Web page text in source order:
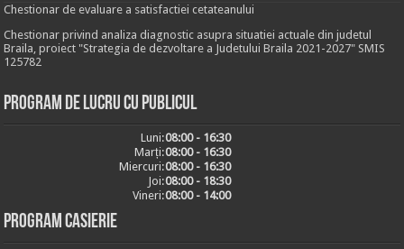
Chestionar de evaluare a satisfactiei cetateanului
Chestionar privind analiza diagnostic asupra situatiei actuale din judetul
Braila, proiect "Strategia de dezvoltare a Judetului Braila 2021-2027" SMIS
125782
Program de lucru cu publicul
Luni:08:00 - 16:30
Marți:08:00 - 16:30
Miercuri:08:00 - 16:30
Joi:08:00 - 18:30
Vineri:08:00 - 14:00
Program casierie